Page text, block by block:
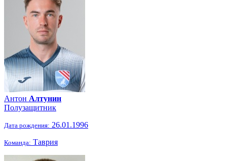
Антон Алтунин
Полузащитник
Дата рождения: 26.01.1996
Команда: Таврия